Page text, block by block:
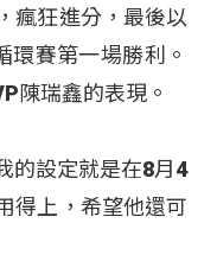
瘋狂進分，最後以
環賽第一場勝利。
陳瑞鑫的表現。
的設定就是在8月4
得上，希望他還可